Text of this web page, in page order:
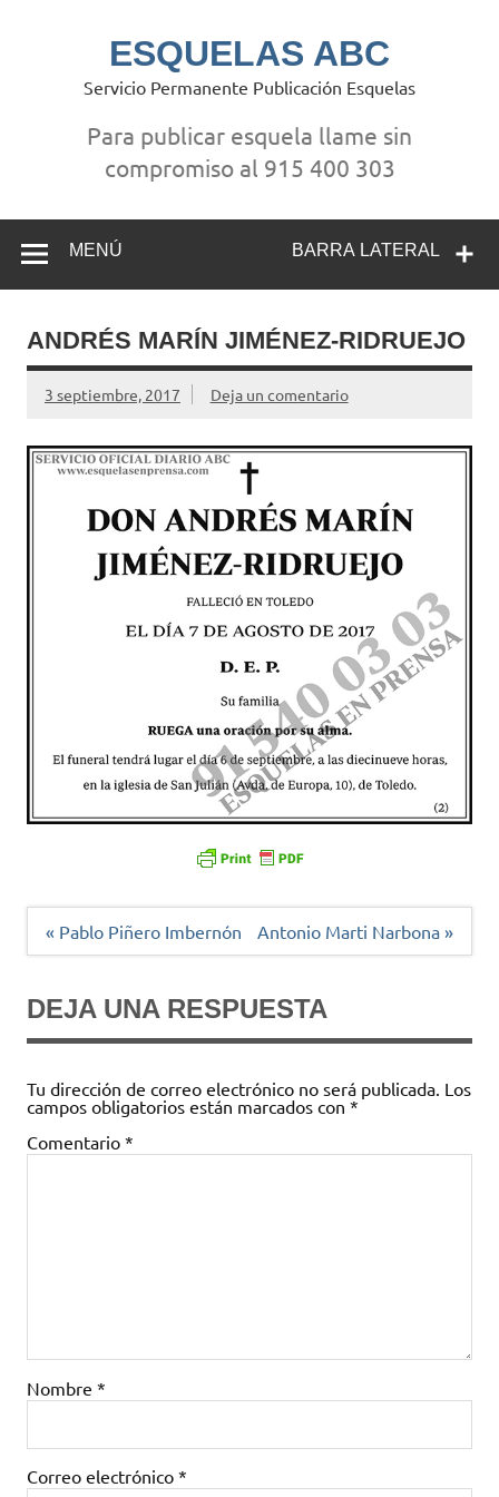
ESQUELAS ABC
Servicio Permanente Publicación Esquelas
Para publicar esquela llame sin
compromiso al 915 400 303
BARRA LATERAL
MENÚ
ANDRÉS MARÍN JIMÉNEZ-RIDRUEJO
3 septiembre, 2017 Deja un comentario
Navegación
« Pablo Piñero Imbernón Antonio Marti Narbona »
DEJA UNA RESPUESTA
Tu dirección de correo electrónico no será publicada. Los
campos obligatorios están marcados con *
Comentario *
Nombre *
Correo electrónico *